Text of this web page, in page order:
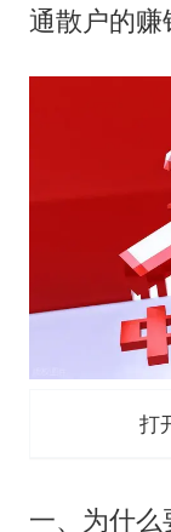
通散户的赚
打
一、为什么